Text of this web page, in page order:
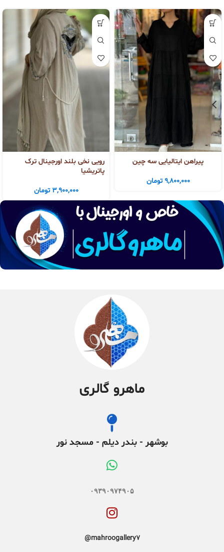
پیراهن ایتالیایی سه چین
9,800,000 تومان
رویی نخی بلند اورجینال ترک
پاتریشیا
3,900,000 تومان
ماهرو گالری
بوشهر - بندر دیلم - مسجد نور
۰۹۳۹۰۹۷۴۹۰۵
mahroogallery7@